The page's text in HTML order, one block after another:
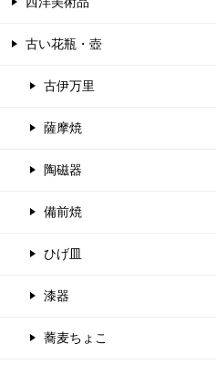
古い花瓶・壺
古伊万里
薩摩焼
陶磁器
備前焼
ひげ皿
漆器
蕎麦ちょこ